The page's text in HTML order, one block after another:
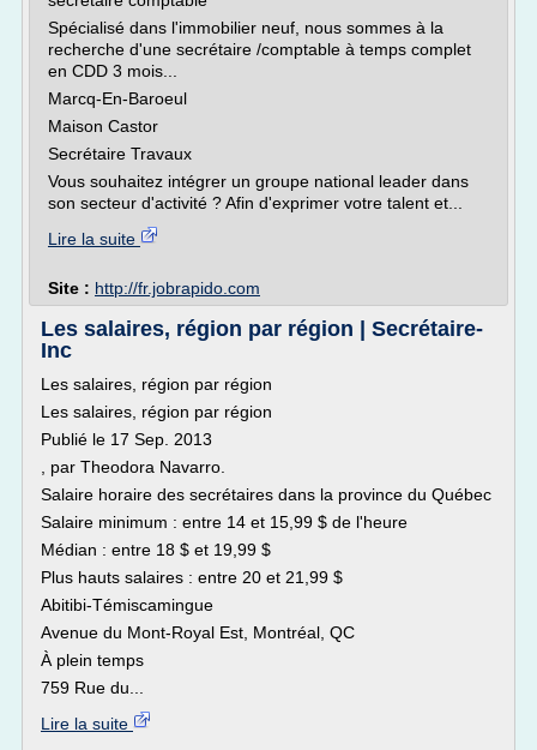
Spécialisé dans l'immobilier neuf, nous sommes à la
recherche d'une secrétaire /comptable à temps complet
en CDD 3 mois...
Marcq-En-Baroeul
Maison Castor
Secrétaire Travaux
Vous souhaitez intégrer un groupe national leader dans
son secteur d'activité ? Afin d'exprimer votre talent et...
Lire la suite
Site : http://fr.jobrapido.com
Les salaires, région par région | Secrétaire-
Inc
Les salaires, région par région
Les salaires, région par région
Publié le 17 Sep. 2013
, par Theodora Navarro.
Salaire horaire des secrétaires dans la province du Québec
Salaire minimum : entre 14 et 15,99 $ de l'heure
Médian : entre 18 $ et 19,99 $
Plus hauts salaires : entre 20 et 21,99 $
Abitibi-Témiscamingue
Avenue du Mont-Royal Est, Montréal, QC
À plein temps
759 Rue du...
Lire la suite